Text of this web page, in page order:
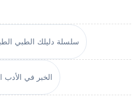
سلسلة دليلك الطبي
الخبر في الأدب